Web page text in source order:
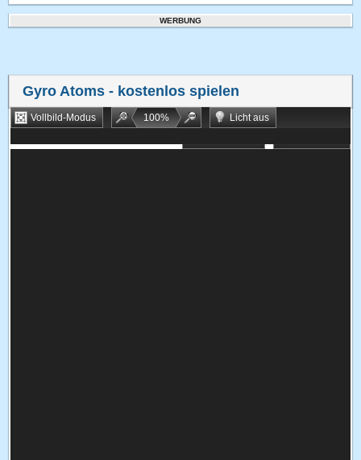
WERBUNG
Gyro Atoms - kostenlos spielen
Vollbild-Modus 100%
Licht aus